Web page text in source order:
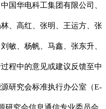
国华电科工集团有限公司、
、高红、张明、王运方、张
敏、杨帆、马鑫、张东升、
程中的意见或建议反馈至中
研究会标准执行办公室（E-